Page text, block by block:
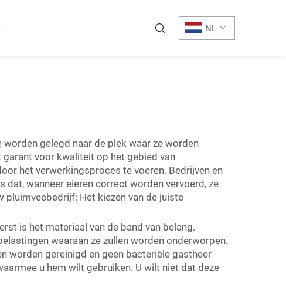
NL
gelegd naar de plek waar ze worden
garant voor kwaliteit op het gebied van
het verwerkingsproces te voeren. Bedrijven en
wanneer eieren correct worden vervoerd, ze
pluimveebedrijf: Het kiezen van de juiste
is het materiaal van de band van belang.
waaraan ze zullen worden onderworpen.
worden gereinigd en geen bacteriële gastheer
u hem wilt gebruiken. U wilt niet dat deze